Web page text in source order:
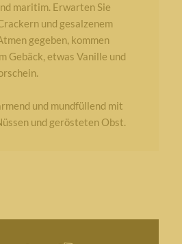
maritim. Erwarten Sie
und gesalzenem
gegeben, kommen
Gebäck, etwas Vanille und
und mundfüllend mit
und gerösteten Obst.